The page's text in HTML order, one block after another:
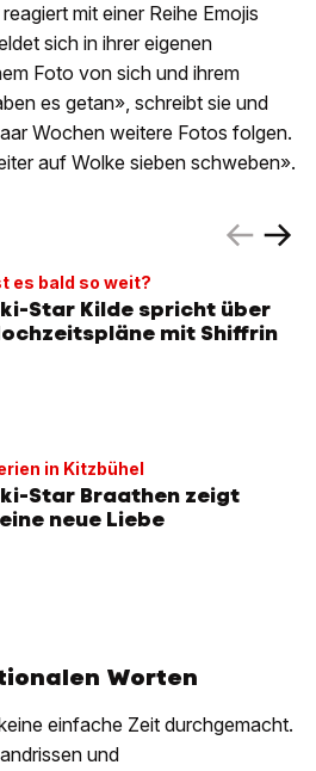
mit einer Reihe Emojis
sich in ihrer eigenen
Foto von sich und ihrem
es getan», schreibt sie und
Wochen weitere Fotos folgen.
auf Wolke sieben schweben».
es bald so weit?
Star Kilde spricht über
mit Shiffrin
in Kitzbühel
Star Braathen zeigt
neue Liebe
Worten
einfache Zeit durchgemacht.
und